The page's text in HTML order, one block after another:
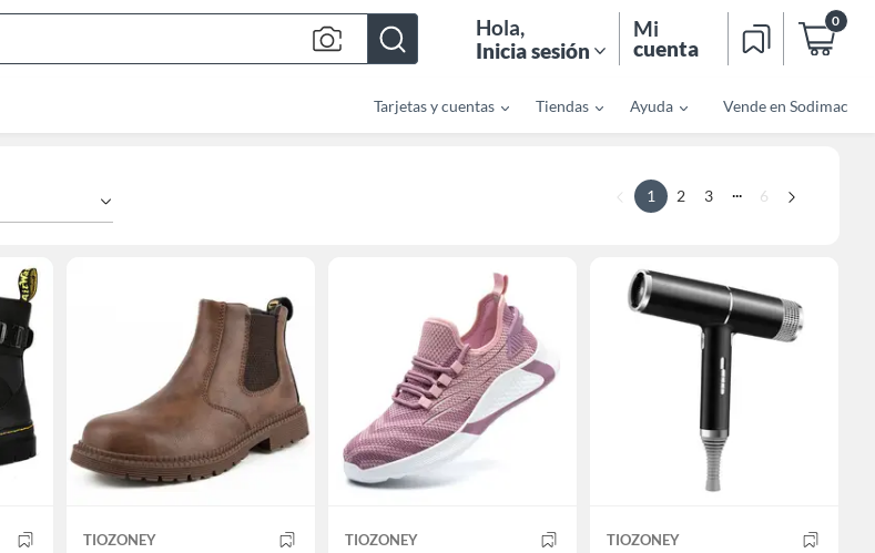
Bar
Hola,
Inicia sesión
Mi
cuenta
0
Tarjetas y cuentas Tiendas Ayuda Vende en Sodimac
1 2 3 ... 6
TIOZONEY TIOZONEY TIOZONEY